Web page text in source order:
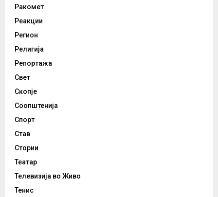
Ракомет
Реакции
Регион
Религија
Репортажа
Свет
Скопје
Соопштенија
Спорт
Став
Стории
Театар
Телевизија во Живо
Тенис